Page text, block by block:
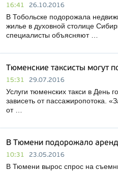
16:41 26.10.2016
В Тобольске подорожала
жилье в духовной столице
специалисты объясняют …
Тюменские таксисты могут
15:31 29.07.2016
Услуги тюменских такси в День
зависеть от пассажиропотока.
от …
В Тюмени подорожало
10:31 23.05.2016
В Тюмени вырос спрос на